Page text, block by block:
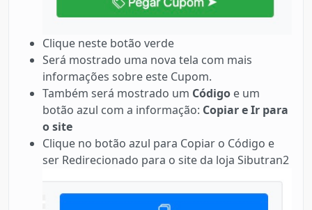
Clique neste botão verde
Será mostrado uma nova tela com mais
informações sobre este Cupom.
Também será mostrado um Código e um
botão azul com a informação: Copiar e Ir para
o site
Clique no botão azul para Copiar o Código e
ser Redirecionado para o site da loja Sibutran2